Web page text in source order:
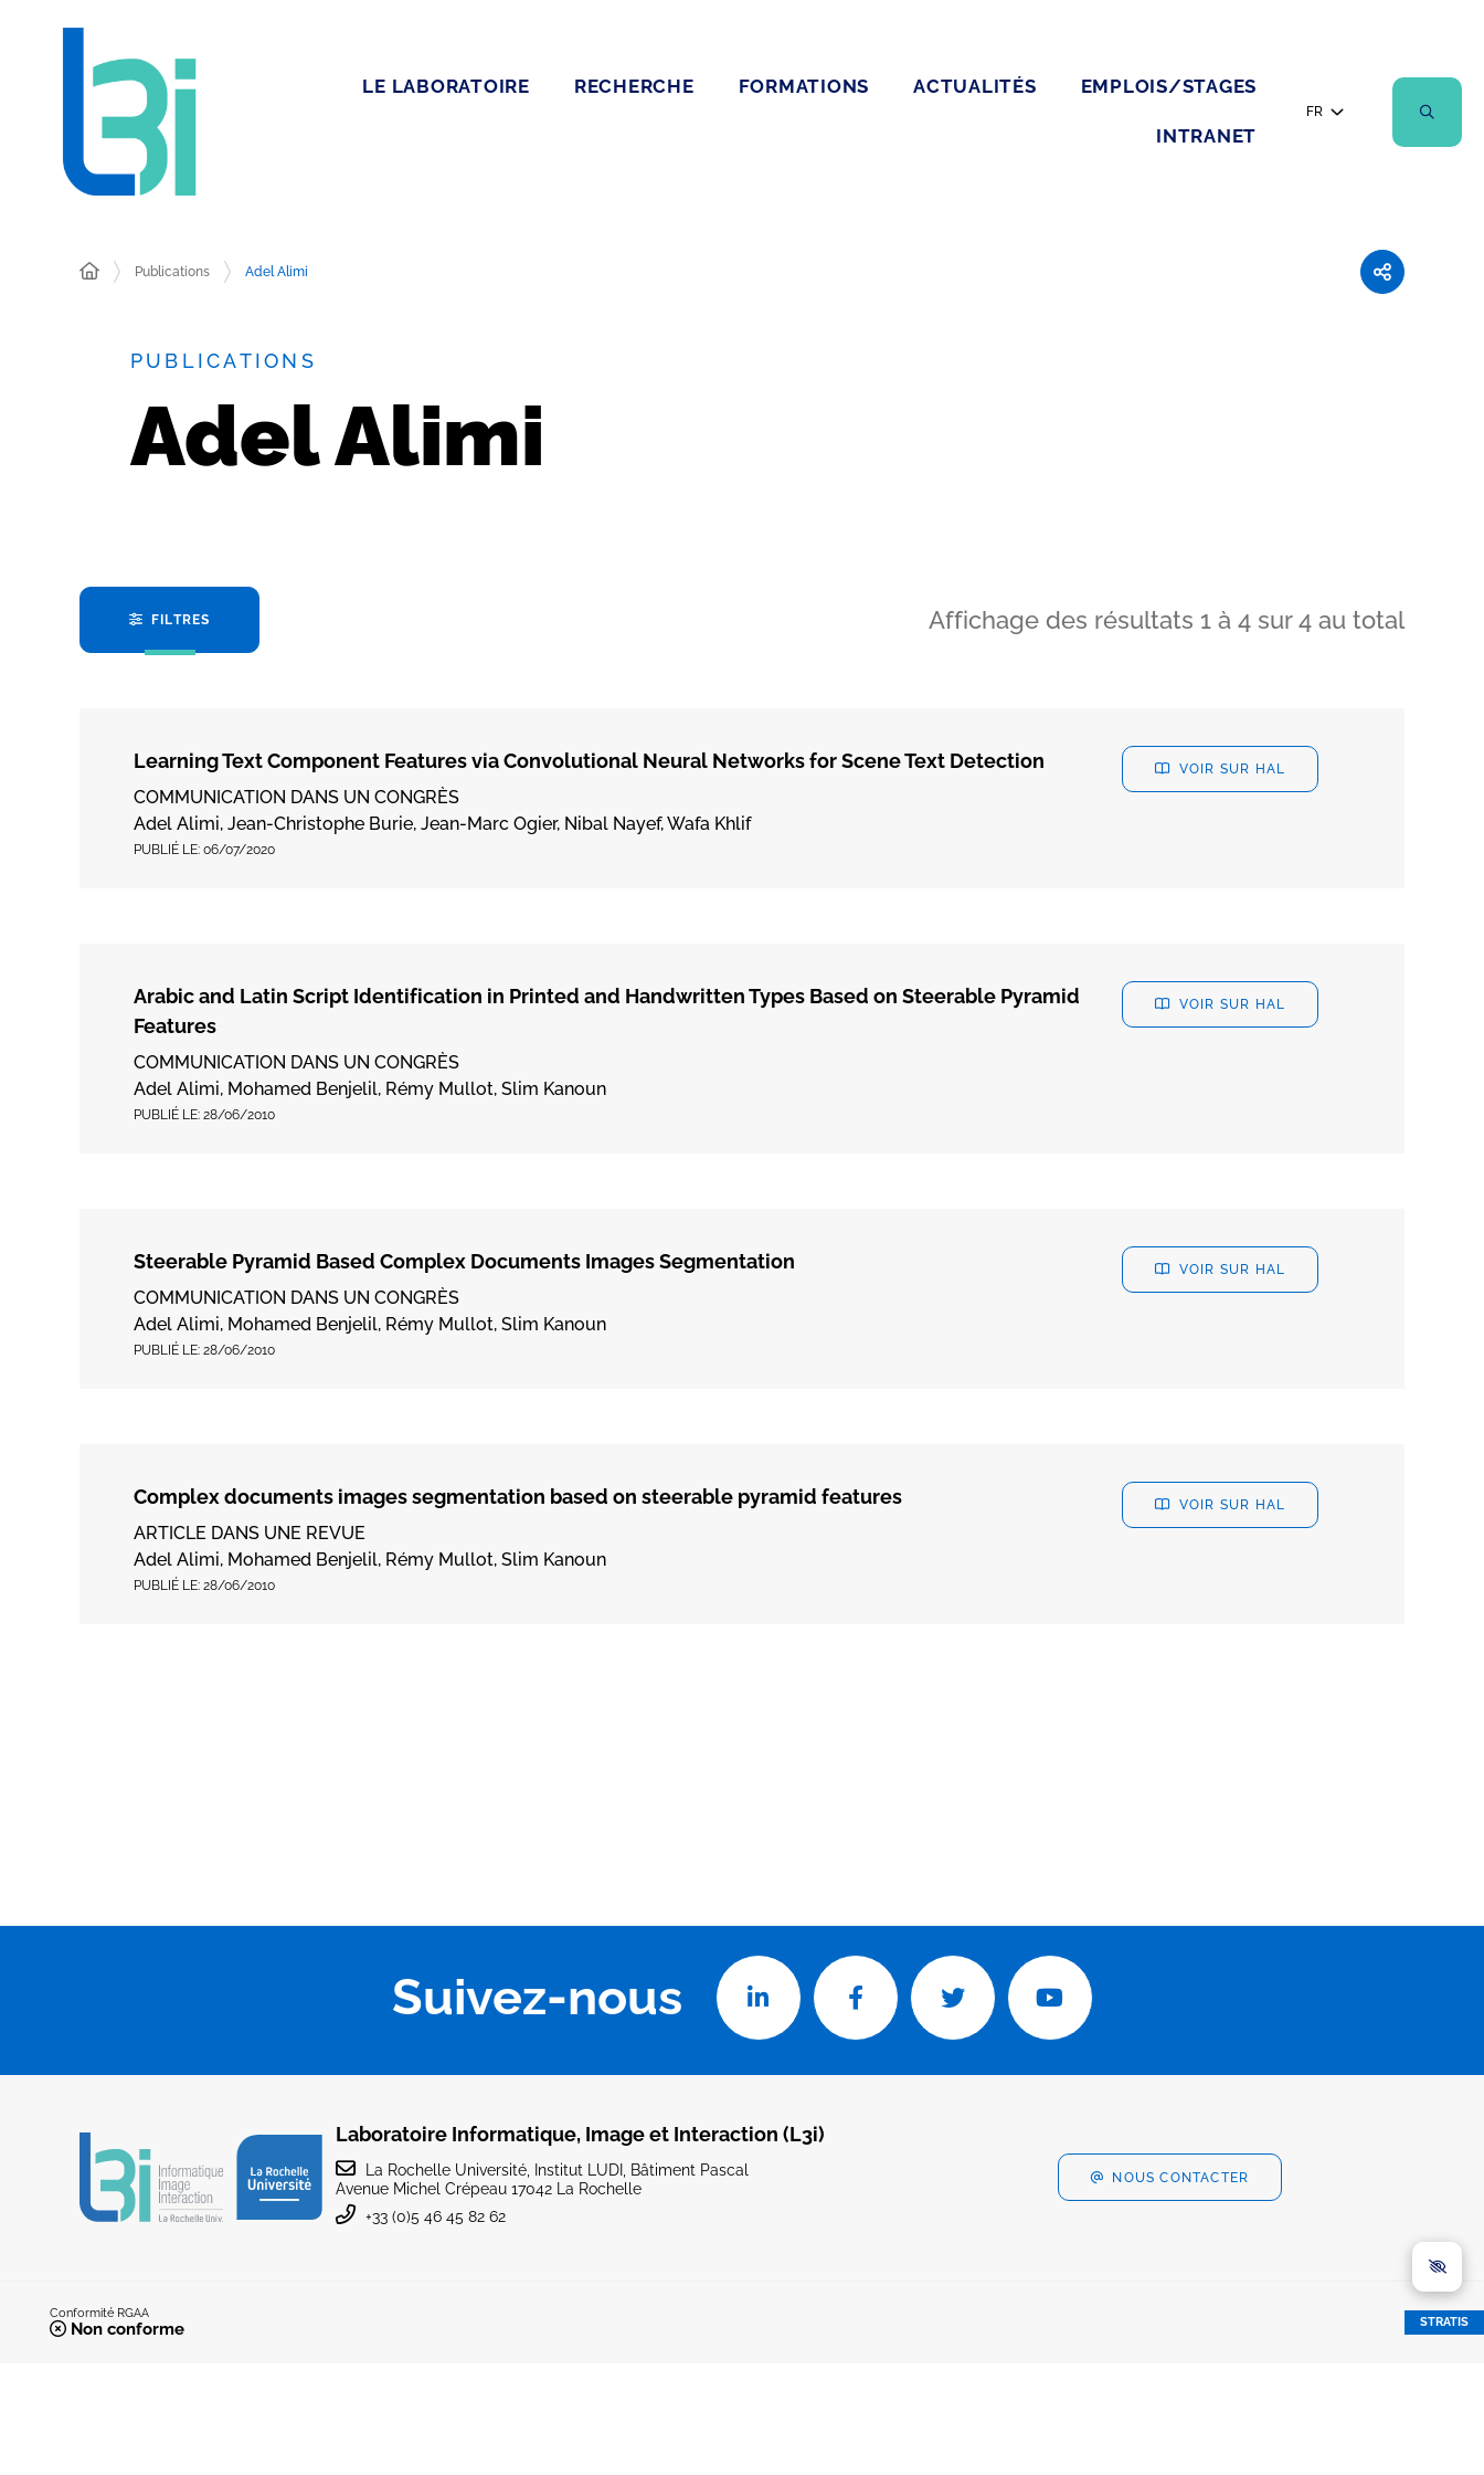
LE LABORATOIRE RECHERCHE FORMATIONS ACTUALITÉS EMPLOIS/STAGES
INTRANET
FR
Publications Adel Alimi
PUBLICATIONS
Adel Alimi
FILTRES Affichage des résultats 1 à 4 sur4 au total
Learning Text Component Features via Convolutional Neural Networks for Scene Text Detection
COMMUNICATION DANS UN CONGRÈS
Adel Alimi, Jean-Christophe Burie, Jean-Marc Ogier, Nibal Nayef, Wafa Khlif
PUBLIÉ LE: 06/07/2020
VOIR SUR HAL
Arabic and Latin Script Identification in Printed and Handwritten Types Based on Steerable Pyramid
Features
COMMUNICATION DANS UN CONGRÈS
Adel Alimi, Mohamed Benjelil, Rémy Mullot, Slim Kanoun
PUBLIÉ LE: 28/06/2010
VOIR SUR HAL
Steerable Pyramid Based Complex Documents Images Segmentation
COMMUNICATION DANS UN CONGRÈS
Adel Alimi, Mohamed Benjelil, Rémy Mullot, Slim Kanoun
PUBLIÉ LE: 28/06/2010
VOIR SUR HAL
Complex documents images segmentation based on steerable pyramid features
ARTICLE DANS UNE REVUE
Adel Alimi, Mohamed Benjelil, Rémy Mullot, Slim Kanoun
PUBLIÉ LE: 28/06/2010
VOIR SUR HAL
Suivez-nous
Laboratoire Informatique, Image et Interaction (L3i)
La Rochelle Université, Institut LUDI, Bâtiment Pascal
Avenue Michel Crépeau 17042 La Rochelle
+33 (0)5 46 45 82 62
NOUS CONTACTER
Conformité RGAA
Non conforme STRATIS